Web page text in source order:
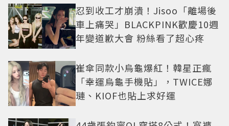
忍到收工才崩潰！Jisoo「離場後
車上痛哭」BLACKPINK歡慶10週
年變道歉大會 粉絲看了超心疼
崔傘同款小烏龜爆紅！韓星正瘋
「幸運烏龜手機貼」，TWICE娜
璉、KIOF也貼上求好運